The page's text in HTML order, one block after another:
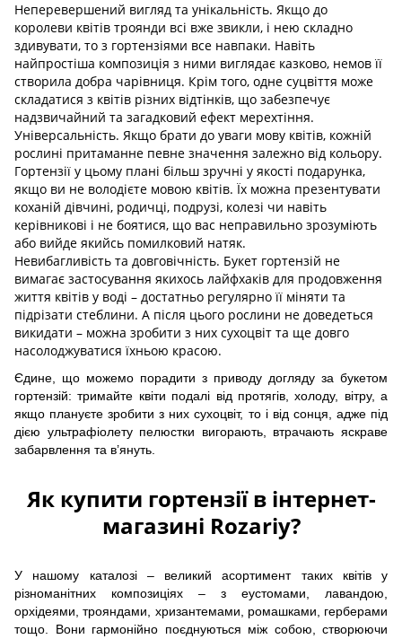
Неперевершений вигляд та унікальність. Якщо до
королеви квітів троянди всі вже звикли, і нею складно
здивувати, то з гортензіями все навпаки. Навіть
найпростіша композиція з ними виглядає казково, немов її
створила добра чарівниця. Крім того, одне суцвіття може
складатися з квітів різних відтінків, що забезпечує
надзвичайний та загадковий ефект мерехтіння.
Універсальність. Якщо брати до уваги мову квітів, кожній
рослині притаманне певне значення залежно від кольору.
Гортензії у цьому плані більш зручні у якості подарунка,
якщо ви не володієте мовою квітів. Їх можна презентувати
коханій дівчині, родичці, подрузі, колезі чи навіть
керівникові і не боятися, що вас неправильно зрозуміють
або вийде якийсь помилковий натяк.
Невибагливість та довговічність. Букет гортензій не
вимагає застосування якихось лайфхаків для продовження
життя квітів у воді – достатньо регулярно її міняти та
підрізати стеблини. А після цього рослини не доведеться
викидати – можна зробити з них сухоцвіт та ще довго
насолоджуватися їхньою красою.
Єдине, що можемо порадити з приводу догляду за букетом
гортензій: тримайте квіти подалі від протягів, холоду, вітру, а
якщо плануєте зробити з них сухоцвіт, то і від сонця, адже під
дією ультрафіолету пелюстки вигорають, втрачають яскраве
забарвлення та в’януть.
Як купити гортензії в інтернет-
магазині Rozariy?
У нашому каталозі – великий асортимент таких квітів у
різноманітних композиціях – з еустомами, лавандою,
орхідеями, трояндами, хризантемами, ромашками, герберами
тощо. Вони гармонійно поєднуються між собою, створюючи